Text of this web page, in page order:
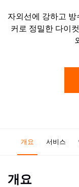
자외선에 강하고
커로 정밀한 다이
개요 서비스
개요